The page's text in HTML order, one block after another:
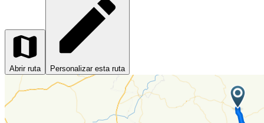
Abrir ruta Personalizar esta ruta